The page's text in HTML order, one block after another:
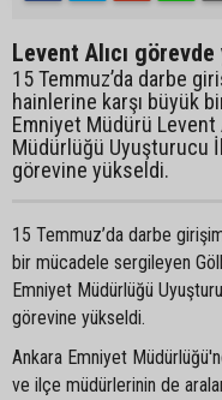
Levent Alıcı
15 Temmuz’da darbe
hainlerine karşı büyük
Emniyet Müdürü Levent
Müdürlüğü Uyuşturucu
görevine yükseldi.
15 Temmuz’da darbe
bir mücadele sergileyen
Emniyet Müdürlüğü
görevine yükseldi.
Ankara Emniyet
ve ilçe müdürlerinin de